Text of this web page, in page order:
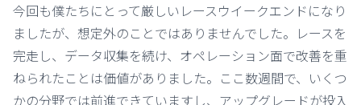
今回も僕たちにとって厳しいレースウイークエンドになり
ましたが、想定外のことではありませんでした。レースを
完走し、データ収集を続け、オペレーション面で改善を重
ねられたことは価値がありました。ここ数週間で、いくつ
かの分野では前進できていますし、アップグレードが投入